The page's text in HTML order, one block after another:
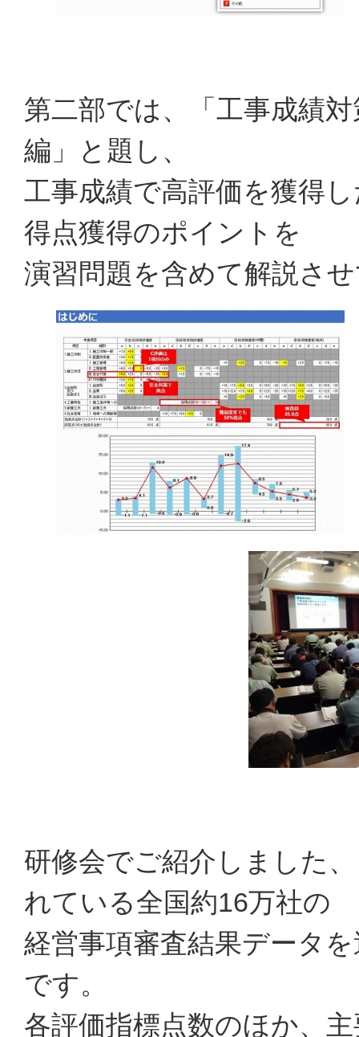
第二部では、「工事成績
編」と題し、
工事成績で高評価を獲得
得点獲得のポイントを
演習問題を含めて解説さ
研修会でご紹介しました
れている全国約16万社の
経営事項審査結果データ
です。
各評価指標点数のほか、